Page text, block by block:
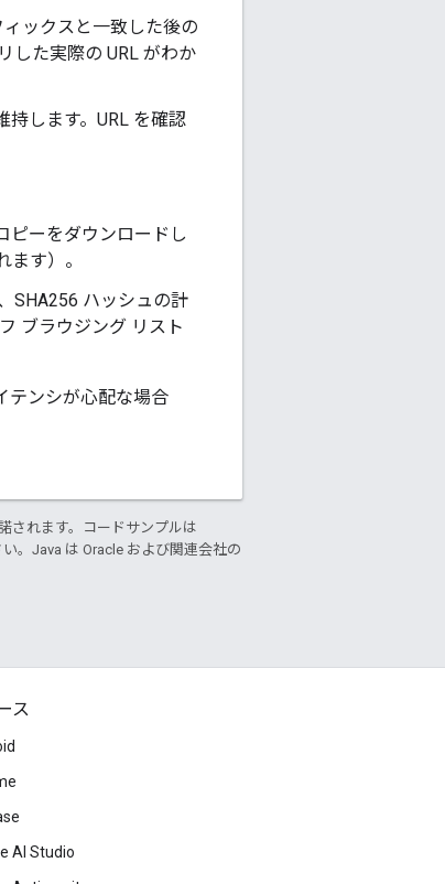
ックスと一致した後の
した実際の URL がわか
持します。URL を確認
ピーをダウンロードし
す）。
SHA256 ハッシュの計
ブラウジング リスト
テンシが心配な場合
されます。コードサンプルは
。Java は Oracle および関連会社の
ス
AI Studio